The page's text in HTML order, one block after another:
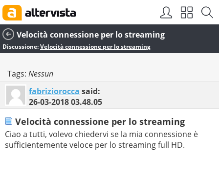
Velocità connessione per lo streaming
Discussione:Velocità connessione per lo streaming
Tags: Nessun
fabriziorocca said:
26-03-201803.48.05
Velocità connessione per lo streaming
Ciao a tutti, volevo chiedervi se la mia connessione è
sufficientemente veloce per lo streaming full HD.